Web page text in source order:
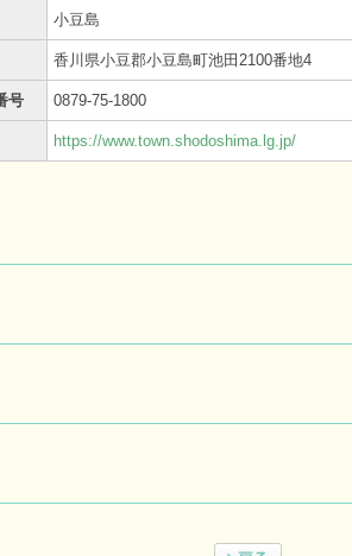
小豆島
香川県小豆郡小豆島町池田2100番地4
号 0879-75-1800
https://www.town.shodoshima.lg.jp/